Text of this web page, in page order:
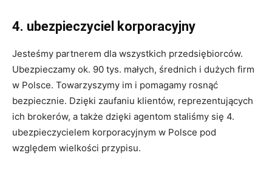
4. ubezpieczyciel korporacyjny
Jesteśmy partnerem dla wszystkich przedsiębiorców.
Ubezpieczamy ok. 90 tys. małych, średnich i dużych firm
w Polsce. Towarzyszymy im i pomagamy rosnąć
bezpiecznie. Dzięki zaufaniu klientów, reprezentujących
ich brokerów, a także dzięki agentom staliśmy się 4.
ubezpieczycielem korporacyjnym w Polsce pod
względem wielkości przypisu.